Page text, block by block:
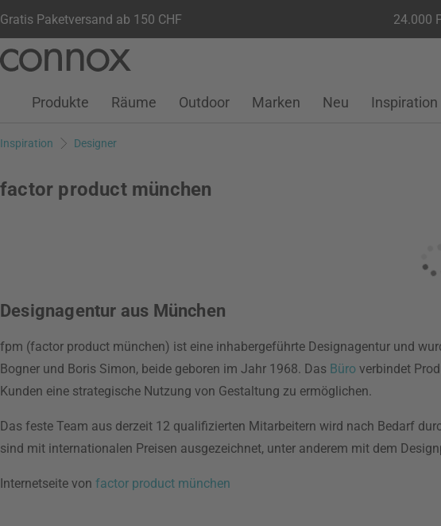
Gratis Paketversand ab 150 CHF 24.000
Seiteninhalt
Suchfeld
Kundenkonto
Wunschliste
Warenkorb
Produkte Räume Outdoor Marken Neu Inspiration
Inspiration Designer
factor product münchen
Designagentur aus München
fpm (factor product münchen) ist eine inhabergeführte Designagentur und
Bogner und Boris Simon, beide geboren im Jahr 1968. Das Büro verbindet
Kunden eine strategische Nutzung von Gestaltung zu ermöglichen.
Das feste Team aus derzeit 12 qualifizierten Mitarbeitern wird nach Bedarf
sind mit internationalen Preisen ausgezeichnet, unter anderem mit dem
Internetseite von factor product münchen